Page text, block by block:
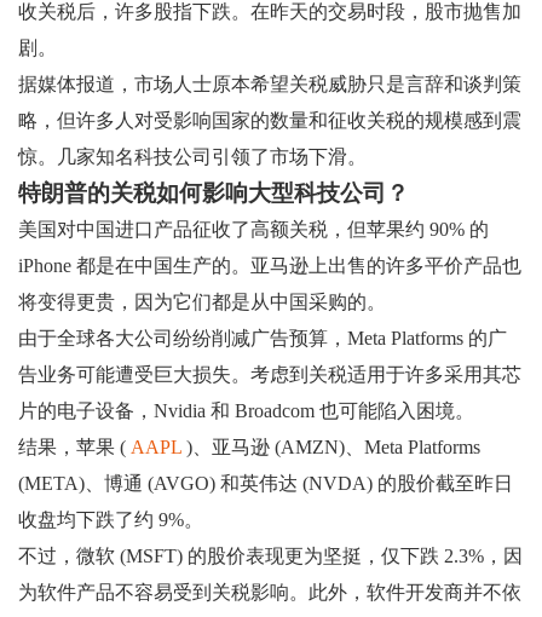
收关税后，许多股指下跌。在昨天的交易时段，股市抛售加
剧。
据媒体报道，市场人士原本希望关税威胁只是言辞和谈判策
略，但许多人对受影响国家的数量和征收关税的规模感到震
惊。几家知名科技公司引领了市场下滑。
特朗普的关税如何影响大型科技公司？
美国对中国进口产品征收了高额关税，但苹果约 90% 的
iPhone 都是在中国生产的。亚马逊上出售的许多平价产品也
将变得更贵，因为它们都是从中国采购的。
由于全球各大公司纷纷削减广告预算，Meta Platforms 的广
告业务可能遭受巨大损失。考虑到关税适用于许多采用其芯
片的电子设备，Nvidia 和 Broadcom 也可能陷入困境。
结果，苹果 ( AAPL )、亚马逊 (AMZN)、Meta Platforms
(META)、博通 (AVGO) 和英伟达 (NVDA) 的股价截至昨日
收盘均下跌了约 9%。
不过，微软 (MSFT) 的股价表现更为坚挺，仅下跌 2.3%，因
为软件产品不容易受到关税影响。此外，软件开发商并不依